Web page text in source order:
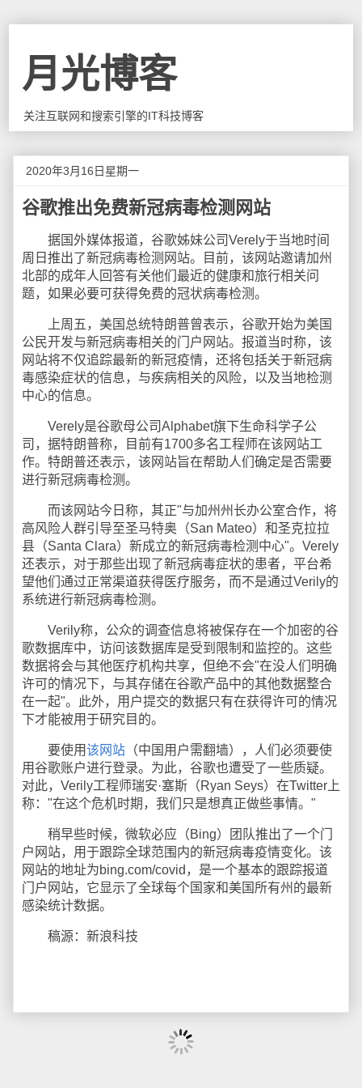
月光博客
关注互联网和搜索引擎的IT科技博客
2020年3月16日星期一
谷歌推出免费新冠病毒检测网站
据国外媒体报道，谷歌姊妹公司Verely于当地时间
周日推出了新冠病毒检测网站。目前，该网站邀请加州
北部的成年人回答有关他们最近的健康和旅行相关问
题，如果必要可获得免费的冠状病毒检测。
上周五，美国总统特朗普曾表示，谷歌开始为美国
公民开发与新冠病毒相关的门户网站。报道当时称，该
网站将不仅追踪最新的新冠疫情，还将包括关于新冠病
毒感染症状的信息，与疾病相关的风险，以及当地检测
中心的信息。
Verely是谷歌母公司Alphabet旗下生命科学子公
司，据特朗普称，目前有1700多名工程师在该网站工
作。特朗普还表示，该网站旨在帮助人们确定是否需要
进行新冠病毒检测。
而该网站今日称，其正"与加州州长办公室合作，将
高风险人群引导至圣马特奥（San Mateo）和圣克拉拉
县（Santa Clara）新成立的新冠病毒检测中心"。Verely
还表示，对于那些出现了新冠病毒症状的患者，平台希
望他们通过正常渠道获得医疗服务，而不是通过Verily的
系统进行新冠病毒检测。
Verily称，公众的调查信息将被保存在一个加密的谷
歌数据库中，访问该数据库是受到限制和监控的。这些
数据将会与其他医疗机构共享，但绝不会"在没人们明确
许可的情况下，与其存储在谷歌产品中的其他数据整合
在一起"。此外，用户提交的数据只有在获得许可的情况
下才能被用于研究目的。
要使用该网站 （中国用户需翻墙），人们必须要使
用谷歌账户进行登录。为此，谷歌也遭受了一些质疑。
对此，Verily工程师瑞安·塞斯（Ryan Seys）在Twitter上
称："在这个危机时期，我们只是想真正做些事情。"
稍早些时候，微软必应（Bing）团队推出了一个门
户网站，用于跟踪全球范围内的新冠病毒疫情变化。该
网站的地址为bing.com/covid，是一个基本的跟踪报道
门户网站，它显示了全球每个国家和美国所有州的最新
感染统计数据。
稿源：新浪科技